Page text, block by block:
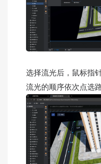
选择流光后，鼠标指
流光的顺序依次点选